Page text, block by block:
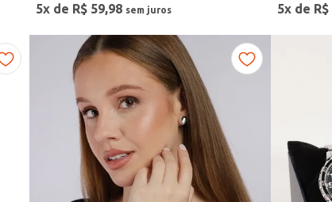
5x de R$ 59,98 5x de R$